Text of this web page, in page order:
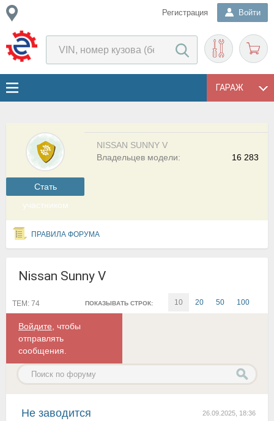
Регистрация Войти
ГАРАЖ
Cтать
участником
NISSAN SUNNY V
16 283
Владельцев модели:
ПРАВИЛА ФОРУМА
Nissan Sunny V
ПОКАЗЫВАТЬ СТРОК: 10 20 50 100
ТЕМ: 74
Войдите , чтобы
отправлять
сообщения.
26.09.2025, 18:36
Не заводится